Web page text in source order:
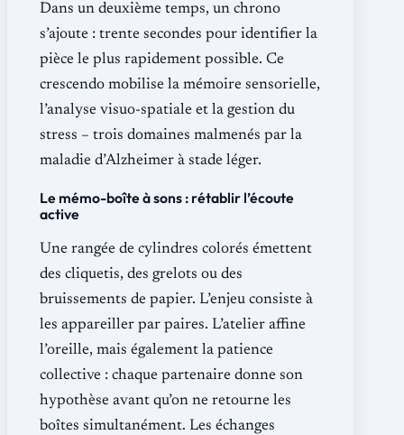
Dans un deuxième temps, un chrono
s’ajoute : trente secondes pour identifier la
pièce le plus rapidement possible. Ce
crescendo mobilise la mémoire sensorielle,
l’analyse visuo-spatiale et la gestion du
stress – trois domaines malmenés par la
maladie d’Alzheimer à stade léger.
Le mémo-boîte à sons : rétablir l’écoute
active
Une rangée de cylindres colorés émettent
des cliquetis, des grelots ou des
bruissements de papier. L’enjeu consiste à
les appareiller par paires. L’atelier affine
l’oreille, mais également la patience
collective : chaque partenaire donne son
hypothèse avant qu’on ne retourne les
boîtes simultanément. Les échanges